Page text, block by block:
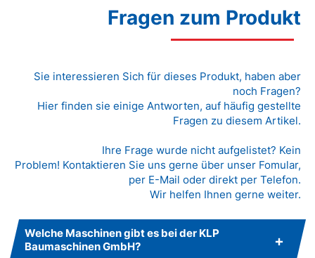
Fragen zum Produkt
Sie interessieren Sich für dieses Produkt, haben aber
noch Fragen?
Hier finden sie einige Antworten, auf häufig gestellte
Fragen zu diesem Artikel.
Ihre Frage wurde nicht aufgelistet? Kein
Problem! Kontaktieren Sie uns gerne über unser Fomular,
per E-Mail oder direkt per Telefon.
Wir helfen Ihnen gerne weiter.
Welche Maschinen gibt es bei der KLP
Baumaschinen GmbH?